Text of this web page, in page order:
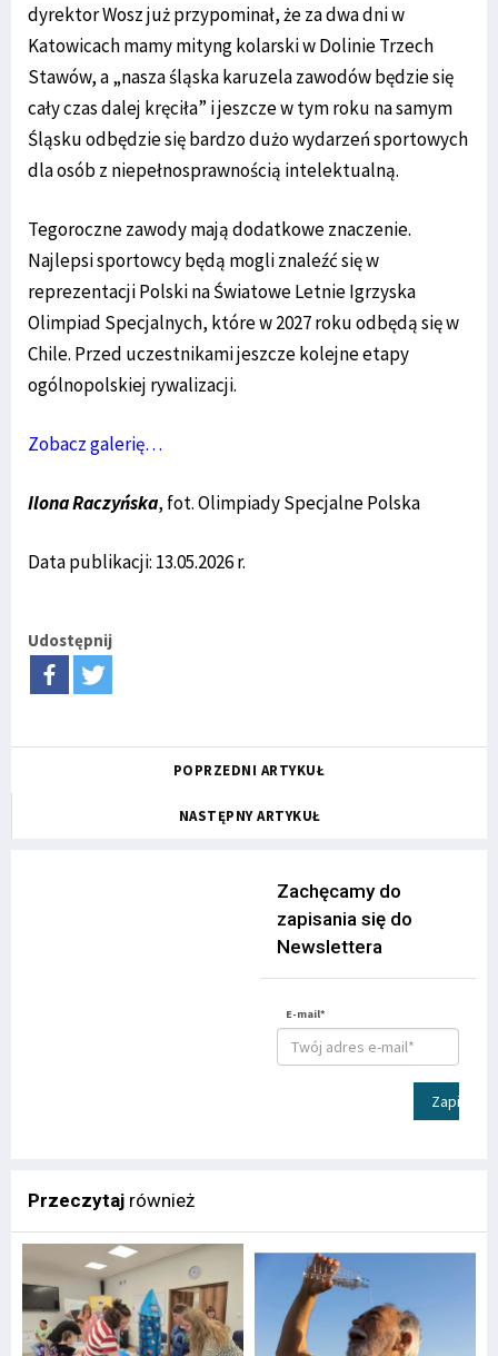
dyrektor Wosz już przypominał, że za dwa dni w
Katowicach mamy mityng kolarski w Dolinie Trzech
Stawów, a „nasza śląska karuzela zawodów będzie się
cały czas dalej kręciła” i jeszcze w tym roku na samym
Śląsku odbędzie się bardzo dużo wydarzeń sportowych
dla osób z niepełnosprawnością intelektualną.
Tegoroczne zawody mają dodatkowe znaczenie.
Najlepsi sportowcy będą mogli znaleźć się w
reprezentacji Polski na Światowe Letnie Igrzyska
Olimpiad Specjalnych, które w 2027 roku odbędą się w
Chile. Przed uczestnikami jeszcze kolejne etapy
ogólnopolskiej rywalizacji.
Zobacz galerię…
Ilona Raczyńska, fot. Olimpiady Specjalne Polska
Data publikacji: 13.05.2026 r.
Udostępnij
POPRZEDNI ARTYKUŁ
NASTĘPNY ARTYKUŁ
Zachęcamy do
zapisania się do
Newslettera
E-mail*
Zapisz
Przeczytaj również